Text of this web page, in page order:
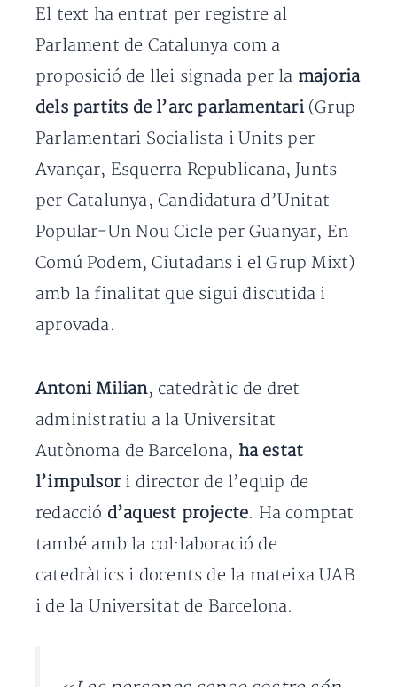
El text ha entrat per registre al
Parlament de Catalunya com a
proposició de llei signada per la majoria
dels partits de l’arc parlamentari(Grup
Parlamentari Socialista i Units per
Avançar, Esquerra Republicana, Junts
per Catalunya, Candidatura d’Unitat
Popular-Un Nou Cicle per Guanyar, En
Comú Podem, Ciutadans i el Grup Mixt)
amb la finalitat que sigui discutida i
aprovada.
Antoni Milian, catedràtic de dret
administratiu a la Universitat
Autònoma de Barcelona, ha estat
l’impulsori director de l’equip de
redacció d’aquest projecte. Ha comptat
també amb la col·laboració de
catedràtics i docents de la mateixa UAB
i de la Universitat de Barcelona.